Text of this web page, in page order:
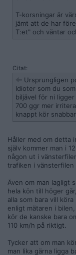
T-korsningar är
jämt att de har
T:et" och väntar
Citat:
Ursprungligen
Idioter som du
biljävel för ni
700 ggr mer
knappt kör
Håller med om detta
själv kommer man i
någon ut i
trafiken i vänsterfilen
Även om man lagligt
hela kön till höger
alla som bara vill
enligt mätaren i
kör de kanske bara
110 km/h på riktigt.
Tycker att om man
man lika gärna ligga